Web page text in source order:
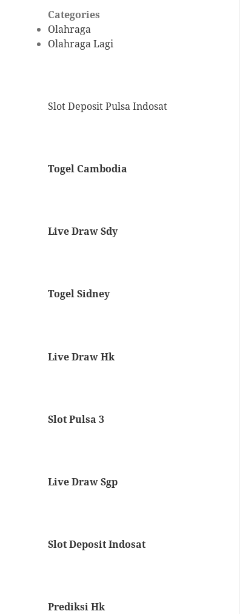
Categories
Olahraga
Olahraga Lagi
Slot Deposit Pulsa Indosat
Togel Cambodia
Live Draw Sdy
Togel Sidney
Live Draw Hk
Slot Pulsa 3
Live Draw Sgp
Slot Deposit Indosat
Prediksi Hk